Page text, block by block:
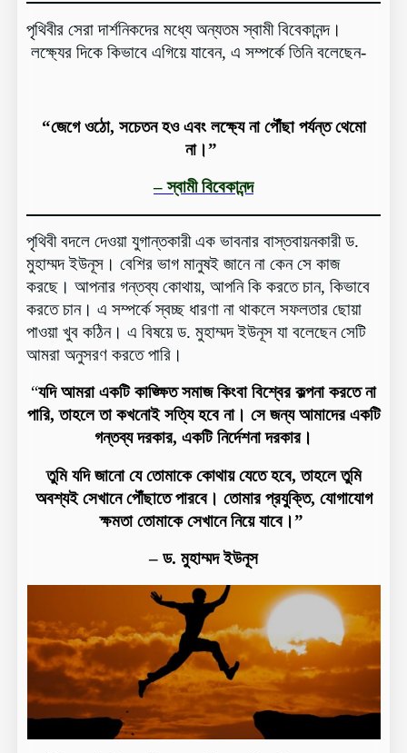
পৃথিবীর সেরা দার্শনিকদের মধ্যে অন্যতম স্বামী বিবেকানন্দ।
লক্ষ্যের দিকে কিভাবে এগিয়ে যাবেন, এ সম্পর্কে তিনি বলেছেন-
“জেগে ওঠো, সচেতন হও এবং লক্ষ্যে না পৌঁছা পর্যন্ত থেমো
না।”
– স্বামী বিবেকানন্দ
পৃথিবী বদলে দেওয়া যুগান্তকারী এক ভাবনার বাস্তবায়নকারী ড.
মুহাম্মদ ইউনূস। বেশির ভাগ মানুষই জানে না কেন সে কাজ
করছে। আপনার গন্তব্য কোথায়, আপনি কি করতে চান, কিভাবে
করতে চান। এ সম্পর্কে স্বচ্ছ ধারণা না থাকলে সফলতার ছোয়া
পাওয়া খুব কঠিন। এ বিষয়ে ড. মুহাম্মদ ইউনূস যা বলেছেন সেটি
আমরা অনুসরণ করতে পারি।
“যদি আমরা একটি কাঙ্ক্ষিত সমাজ কিংবা বিশ্বের কল্পনা করতে না
পারি, তাহলে তা কখনোই সত্যি হবে না। সে জন্য আমাদের একটি
গন্তব্য দরকার, একটি নির্দেশনা দরকার।
তুমি যদি জানো যে তোমাকে কোথায় যেতে হবে, তাহলে তুমি
অবশ্যই সেখানে পৌঁছাতে পারবে। তোমার প্রযুক্তি, যোগাযোগ
ক্ষমতা তোমাকে সেখানে নিয়ে যাবে।”
– ড. মুহাম্মদ ইউনূস